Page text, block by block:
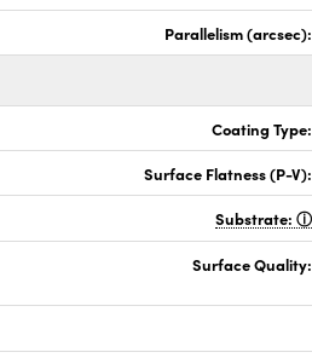
Parallelism (arcsec):
Coating Type:
Surface Flatness (P-V):
Substrate:
Surface Quality: